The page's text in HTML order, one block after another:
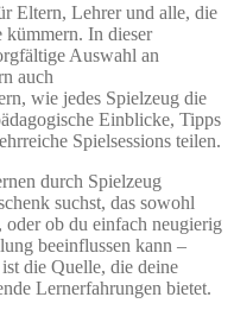
Eltern, Lehrer und alle, die
In dieser
Auswahl an
auch
wie jedes Spielzeug die
Einblicke, Tipps
Spielsessions teilen.
durch Spielzeug
suchst, das sowohl
oder ob du einfach neugierig
beeinflussen kann –
die Quelle, die deine
Lernerfahrungen bietet.